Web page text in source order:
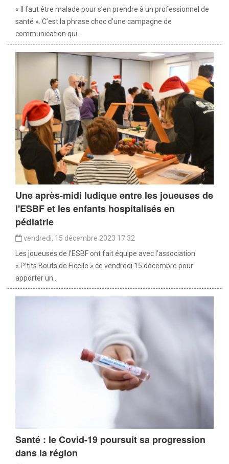
« Il faut être malade pour s’en prendre à un professionnel de
santé ». C’est la phrase choc d’une campagne de
communication qui...
Une après-midi ludique entre les joueuses de
l'ESBF et les enfants hospitalisés en
pédiatrie
vendredi, 15 décembre 2023 17:32
Les joueuses de l’ESBF ont fait équipe avec l’association
« P’tits Bouts de Ficelle » ce vendredi 15 décembre pour
apporter un...
Santé : le Covid-19 poursuit sa progression
dans la région